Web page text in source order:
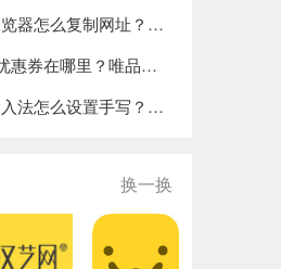
手机百度浏览器怎么复制网址？手机百度浏览器复制网址方法及步骤
唯品会app优惠券在哪里？唯品会app优惠券卡券位置一览
手机讯飞输入法怎么设置手写？手机讯飞输入法设置手写步骤及方法
换一换